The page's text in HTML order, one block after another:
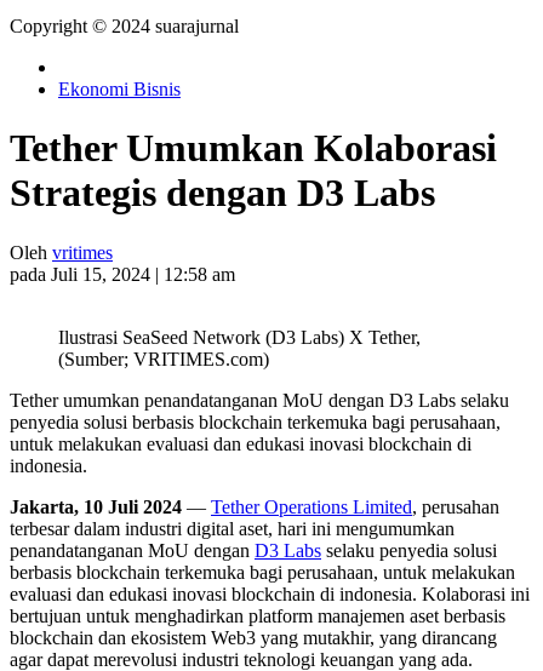
Copyright © 2024 suarajurnal
Ekonomi Bisnis
Tether Umumkan Kolaborasi
Strategis dengan D3 Labs
Oleh vritimes
pada Juli 15, 2024 | 12:58 am
Ilustrasi SeaSeed Network (D3 Labs) X Tether,
(Sumber; VRITIMES.com)
Tether umumkan penandatanganan MoU dengan D3 Labs selaku
penyedia solusi berbasis blockchain terkemuka bagi perusahaan,
untuk melakukan evaluasi dan edukasi inovasi blockchain di
indonesia.
Jakarta, 10 Juli 2024 — Tether Operations Limited, perusahan
terbesar dalam industri digital aset, hari ini mengumumkan
penandatanganan MoU dengan D3 Labs selaku penyedia solusi
berbasis blockchain terkemuka bagi perusahaan, untuk melakukan
evaluasi dan edukasi inovasi blockchain di indonesia. Kolaborasi ini
bertujuan untuk menghadirkan platform manajemen aset berbasis
blockchain dan ekosistem Web3 yang mutakhir, yang dirancang
agar dapat merevolusi industri teknologi keuangan yang ada.